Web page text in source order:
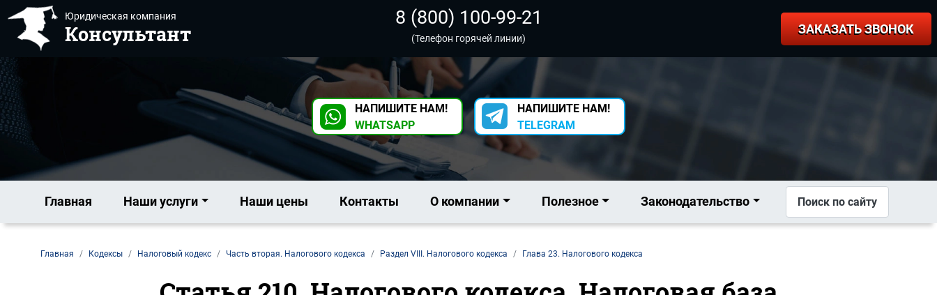
Юридическая компания
Консультант
8 (800) 100-99-21
(Телефон горячей линии)
ЗАКАЗАТЬ ЗВОНОК
НАПИШИТЕ НАМ!
WHATSAPP
НАПИШИТЕ НАМ!
TELEGRAM
Главная Наши услуги Наши цены Контакты О компании Полезное Законодательство Поиск по сайту
Главная Кодексы Налоговый кодекс Часть вторая. Налогового кодекса Раздел VIII. Налогового кодекса Глава 23. Налогового кодекса